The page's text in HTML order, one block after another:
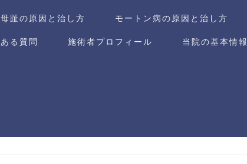
趾の原因と治し方 モートン病の原因と治し方
る質問 施術者プロフィール 当院の基本情報